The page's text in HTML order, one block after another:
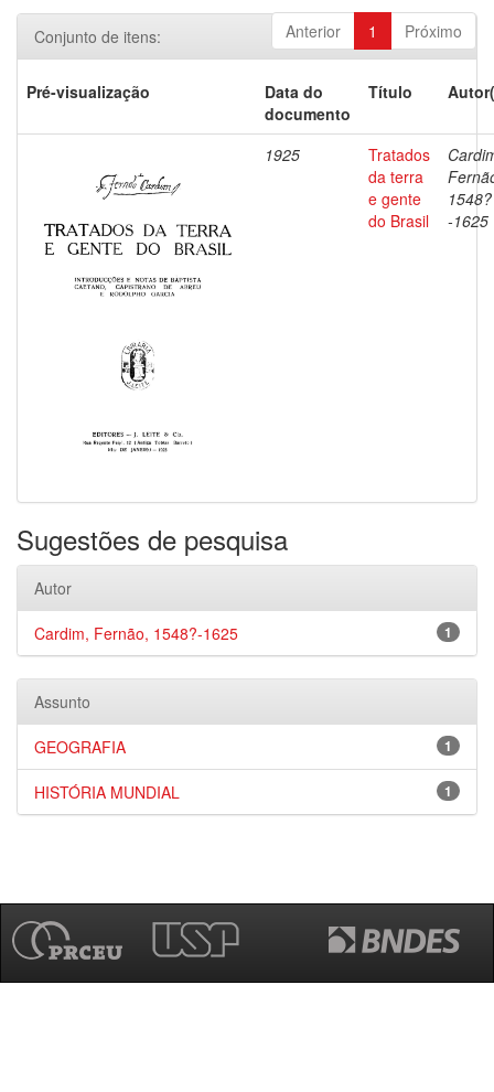
Anterior 1 Próximo
Conjunto de itens:
Pré-visualização
Data do
documento
Título
1925
Tratados
da terra
e gente
do Brasil
1548?
-1625
Sugestões de pesquisa
Autor
1
Cardim, Fernão, 1548?-1625
Assunto
1
GEOGRAFIA
1
HISTÓRIA MUNDIAL